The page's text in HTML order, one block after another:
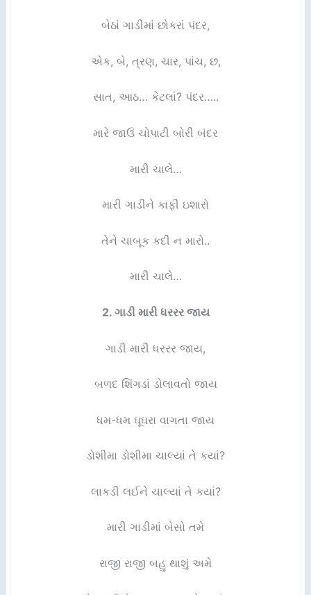
બેઠાં ગાડીમાં છોકરાં પંદર,
એક, બે, ત્રણ, ચાર, પાંચ, છ,
સાત, આઠ… કેટલાં? પંદર…..
મારે જાઉં ચોપાટી બોરી બંદર
મારી ચાલે…
મારી ગાડીને કાફી ઇશારો
તેને ચાબૂક કદી ન મારો..
મારી ચાલે…
2. ગાડી મારી ધરરર જાય
ગાડી મારી ધરરર જાય,
બળદ શિંગડાં ડોલાવતો જાય
ધમ-ધમ ઘૂઘરા વાગતા જાય
ડોશીમા ડોશીમા ચાલ્યાં તે કયાં?
લાકડી લઈને ચાલ્યાં તે કયાં?
મારી ગાડીમાં બેસો તમે
રાજી રાજી બહુ થાશું અમે